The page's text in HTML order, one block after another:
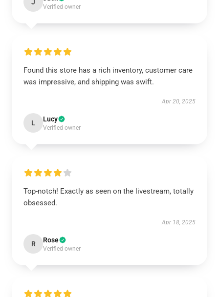
J
Verified owner
Found this store has a rich inventory, customer care
was impressive, and shipping was swift.
Apr 20, 2025
L Lucy
Verified owner
Top-notch! Exactly as seen on the livestream, totally
obsessed.
Apr 18, 2025
R Rose
Verified owner